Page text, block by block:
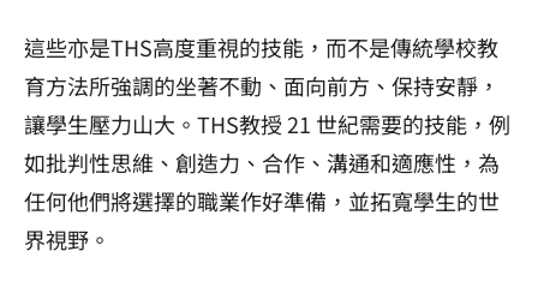
這些亦是THS高度重視的技能，而不是傳統學校教
育方法所強調的坐著不動、面向前方、保持安靜，
讓學生壓力山大。THS教授 21 世紀需要的技能，例
如批判性思維、創造力、合作、溝通和適應性，為
任何他們將選擇的職業作好準備，並拓寬學生的世
界視野。